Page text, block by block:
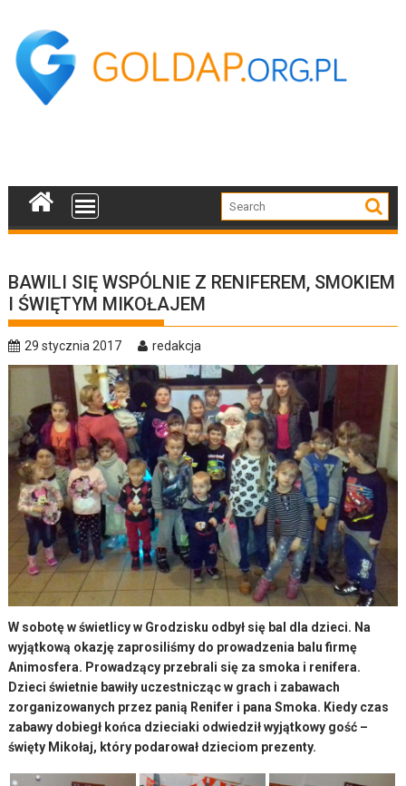
content
BAWILI SIĘ WSPÓLNIE Z RENIFEREM, SMOKIEM
I ŚWIĘTYM MIKOŁAJEM
29 stycznia 2017 redakcja
W sobotę w świetlicy w Grodzisku odbył się bal dla dzieci. Na
wyjątkową okazję zaprosiliśmy do prowadzenia balu firmę
Animosfera. Prowadzący przebrali się za smoka i renifera.
Dzieci świetnie bawiły uczestnicząc w grach i zabawach
zorganizowanych przez panią Renifer i pana Smoka. Kiedy czas
zabawy dobiegł końca dzieciaki odwiedził wyjątkowy gość –
święty Mikołaj, który podarował dzieciom prezenty.